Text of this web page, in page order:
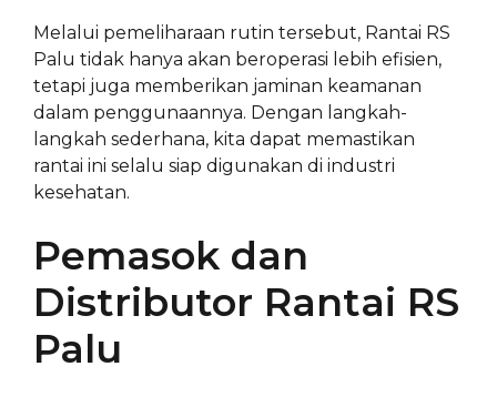
Melalui pemeliharaan rutin tersebut, Rantai RS
Palu tidak hanya akan beroperasi lebih efisien,
tetapi juga memberikan jaminan keamanan
dalam penggunaannya. Dengan langkah-
langkah sederhana, kita dapat memastikan
rantai ini selalu siap digunakan di industri
kesehatan.
Pemasok dan
Distributor Rantai RS
Palu